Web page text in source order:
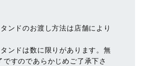
ンドのお渡し方法は店舗により
ンドは数に限りがあります。無
ですのであらかじめご了承下さ